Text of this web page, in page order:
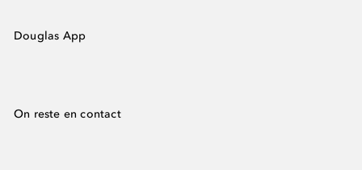
Douglas App
On reste en contact